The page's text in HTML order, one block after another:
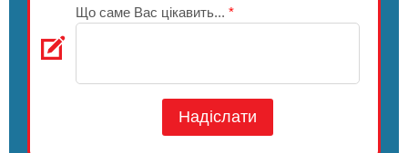
Що саме Вас цікавить... *
Надіслати